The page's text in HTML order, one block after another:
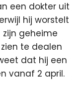
een dokter uit
hij worstelt
geheime
te dealen
dat hij een
vanaf 2 april.